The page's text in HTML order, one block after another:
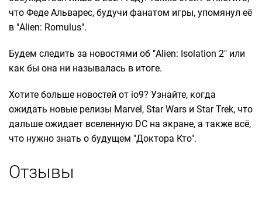
что Феде Альварес, будучи фанатом игры, упомянул её
в "Alien: Romulus".
Будем следить за новостями об "Alien: Isolation 2" или
как бы она ни называлась в итоге.
Хотите больше новостей от io9? Узнайте, когда
ожидать новые релизы Marvel, Star Wars и Star Trek, что
дальше ожидает вселенную DC на экране, а также всё,
что нужно знать о будущем "Доктора Кто".
Отзывы